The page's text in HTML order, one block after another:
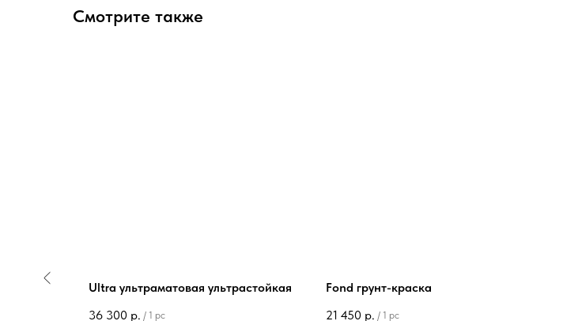
Смотрите также
Ultra ультраматовая ультрастойкая
36 300 р. / 1 pc
Fond грунт-краска
21 450 р. / 1 pc